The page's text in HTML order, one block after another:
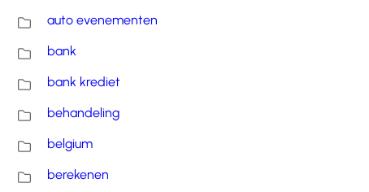
auto evenementen
bank
bank krediet
behandeling
belgium
berekenen